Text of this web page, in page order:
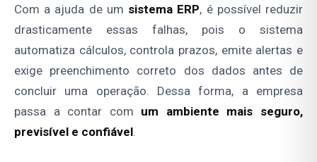
Com a ajuda de um sistema ERP, é possível reduzir
drasticamente essas falhas, pois o sistema
automatiza cálculos, controla prazos, emite alertas e
exige preenchimento correto dos dados antes de
concluir uma operação. Dessa forma, a empresa
passa a contar com um ambiente mais seguro,
previsível e confiável.